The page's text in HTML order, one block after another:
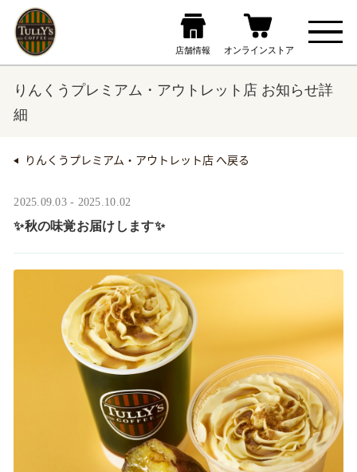
りんくうプレミアム・アウトレット店 お知らせ詳
細
りんくうプレミアム・アウトレット店 へ戻る
2025.09.03 - 2025.10.02
✨秋の味覚お届けします✨